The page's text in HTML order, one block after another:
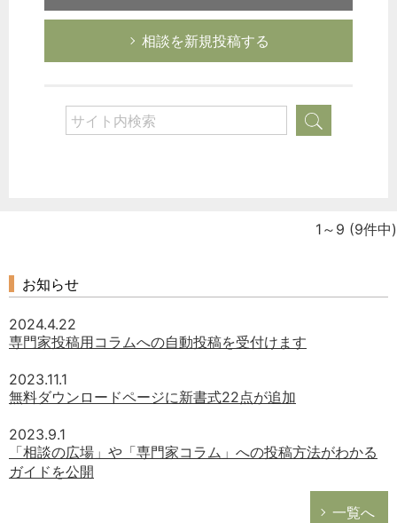
相談を新規投稿する
1～9 (9件中)
お知らせ
2024.4.22
専門家投稿用コラムへの自動投稿を受付けます
2023.11.1
無料ダウンロードページに新書式22点が追加
2023.9.1
「相談の広場」や「専門家コラム」への投稿方法がわかる
ガイドを公開
一覧へ